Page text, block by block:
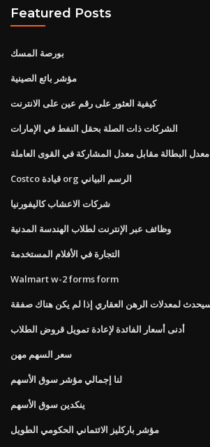
Featured Posts
بورصة المسك
مؤشر بائع الصينية
كيفية العثور على رقم عين على الانترنت
الشركات ذات الصلة بحقل النفط في الإمارات
معدل البطالة مقابل معدل المشاركة في القوى العاملة
Costco قيادة org الرسم البياني
شركات الاعشاب كاليفورنيا
وظائف عبر الإنترنت لطلاب الهندسة المدنية
التجارة في الأفلام المستخدمة
Walmart w-2 forms form
أدنى أسعار الفائدة لإعادة تمويل قروض الطلاب
سعر السهم مهن
لنا إجمالي مؤشر سوق الأسهم
ينكدين سوق الأسهم
مؤشر باركليز الائتماني الحكومي الطويل